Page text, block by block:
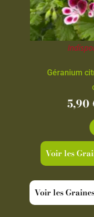
Géranium
5,90
Voir les
Voir les